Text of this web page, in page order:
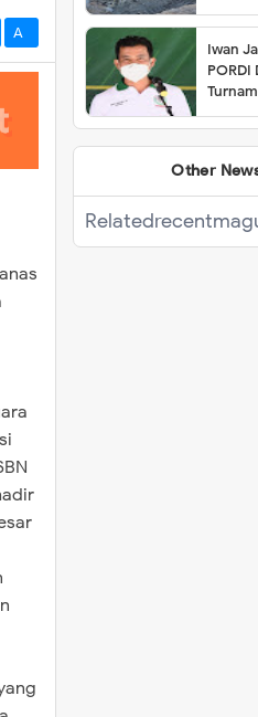
A-
Jalan
Lubuk
Iwan
PORDI
Other
Relatedrecentmag